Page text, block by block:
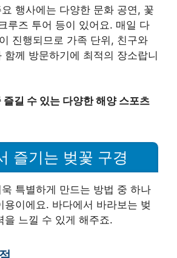
행사에는 다양한 문화 공연, 꽃
루즈 투어 등이 있어요. 매일 다
진행되므로 가족 단위, 친구와
함께 방문하기에 최적의 장소랍니
즐길 수 있는 다양한 해양 스포츠
즐기는 벚꽃 구경
특별하게 만드는 방법 중 하나
용이에요. 바다에서 바라보는 벚
을 느낄 수 있게 해주죠.